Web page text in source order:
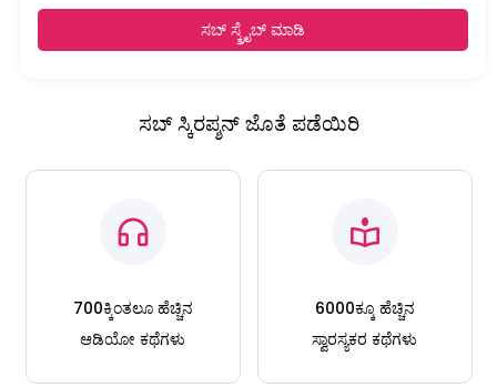
ಸಬ್ ಸ್ಕ್ರೈಬ್ ಮಾಡಿ
ಸಬ್ ಸ್ಕಿರಪ್ಶನ್ ಜೊತೆ ಪಡೆಯಿರಿ
700ಕ್ಕಿಂತಲೂ ಹೆಚ್ಚಿನ
ಆಡಿಯೋ ಕಥೆಗಳು
6000ಕ್ಕೂ ಹೆಚ್ಚಿನ
ಸ್ವಾರಸ್ಯಕರ ಕಥೆಗಳು